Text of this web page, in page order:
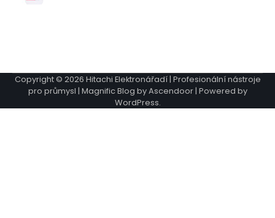
Copyright © 2026 Hitachi Elektronářadí | Profesionální nástroje
pro průmysl | Magnific Blog byAscendoor| Powered by
WordPress.